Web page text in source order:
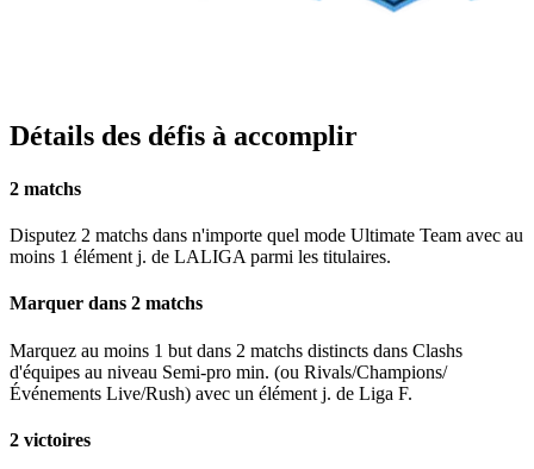
Détails des défis à accomplir
2 matchs
Disputez 2 matchs dans n'importe quel mode Ultimate Team avec au
moins 1 élément j. de LALIGA parmi les titulaires.
Marquer dans 2 matchs
Marquez au moins 1 but dans 2 matchs distincts dans Clashs
d'équipes au niveau Semi-pro min. (ou Rivals/Champions/
Événements Live/Rush) avec un élément j. de Liga F.
2 victoires